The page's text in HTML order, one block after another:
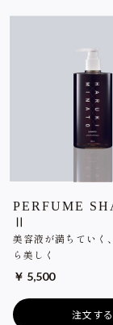
PERFUME
Ⅱ
美容液が満ちていく
ら美しく
￥ 5,500
注文する